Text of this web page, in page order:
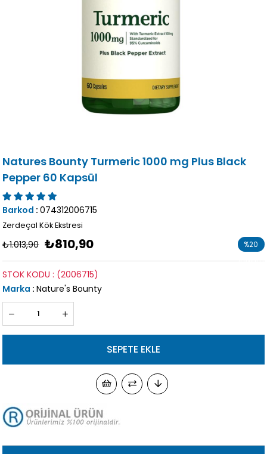
Natures Bounty Turmeric 1000 mg Plus Black
Pepper 60 Kapsül
Barkod : 074312006715
Zerdeçal Kök Ekstresi
₺1.013,90 ₺810,90 %20
İndirim
(2006715)
STOK KODU
Marka : Nature's Bounty